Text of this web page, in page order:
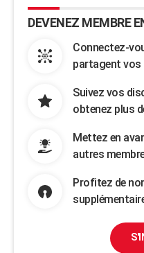
DEVENEZ MEMBRE
Connectez-
partagent vos
Suivez vos
obtenez plus
Mettez en
autres
Profitez de